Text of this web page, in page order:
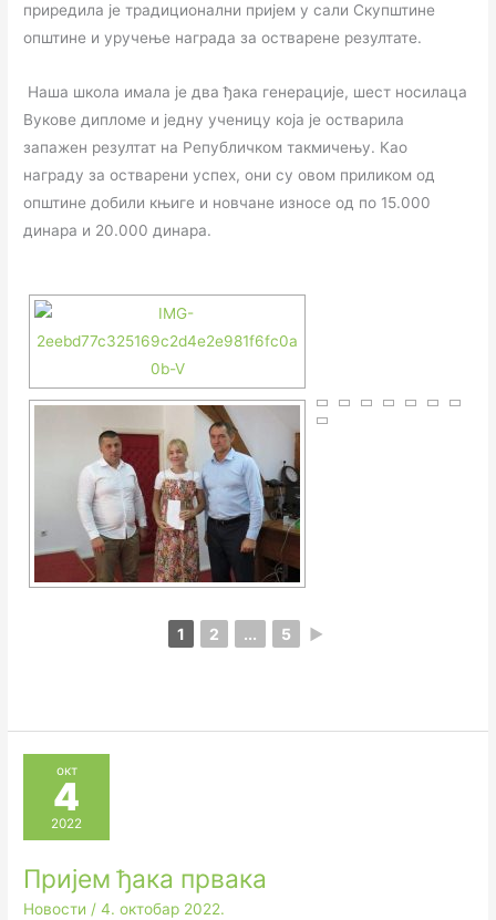
приредила је традиционални пријем у сали Скупштине
општине и уручење награда за остварене резултате.
Наша школа имала је два ђака генерације, шест носилаца
Вукове дипломе и једну ученицу која је остварила
запажен резултат на Републичком такмичењу. Као
награду за остварени успех, они су овом приликом од
општине добили књиге и новчане износе од по 15.000
динара и 20.000 динара.
1 2 ... 5 ►
окт
4
2022
Пријем ђака првака
Новости /4. октобар 2022.